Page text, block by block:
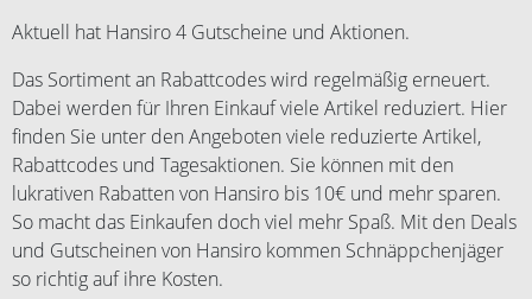
Aktuell hat Hansiro 4 Gutscheine und Aktionen.
Das Sortiment an Rabattcodes wird regelmäßig erneuert.
Dabei werden für Ihren Einkauf viele Artikel reduziert. Hier
finden Sie unter den Angeboten viele reduzierte Artikel,
Rabattcodes und Tagesaktionen. Sie können mit den
lukrativen Rabatten von Hansiro bis 10€ und mehr sparen.
So macht das Einkaufen doch viel mehr Spaß. Mit den Deals
und Gutscheinen von Hansiro kommen Schnäppchenjäger
so richtig auf ihre Kosten.